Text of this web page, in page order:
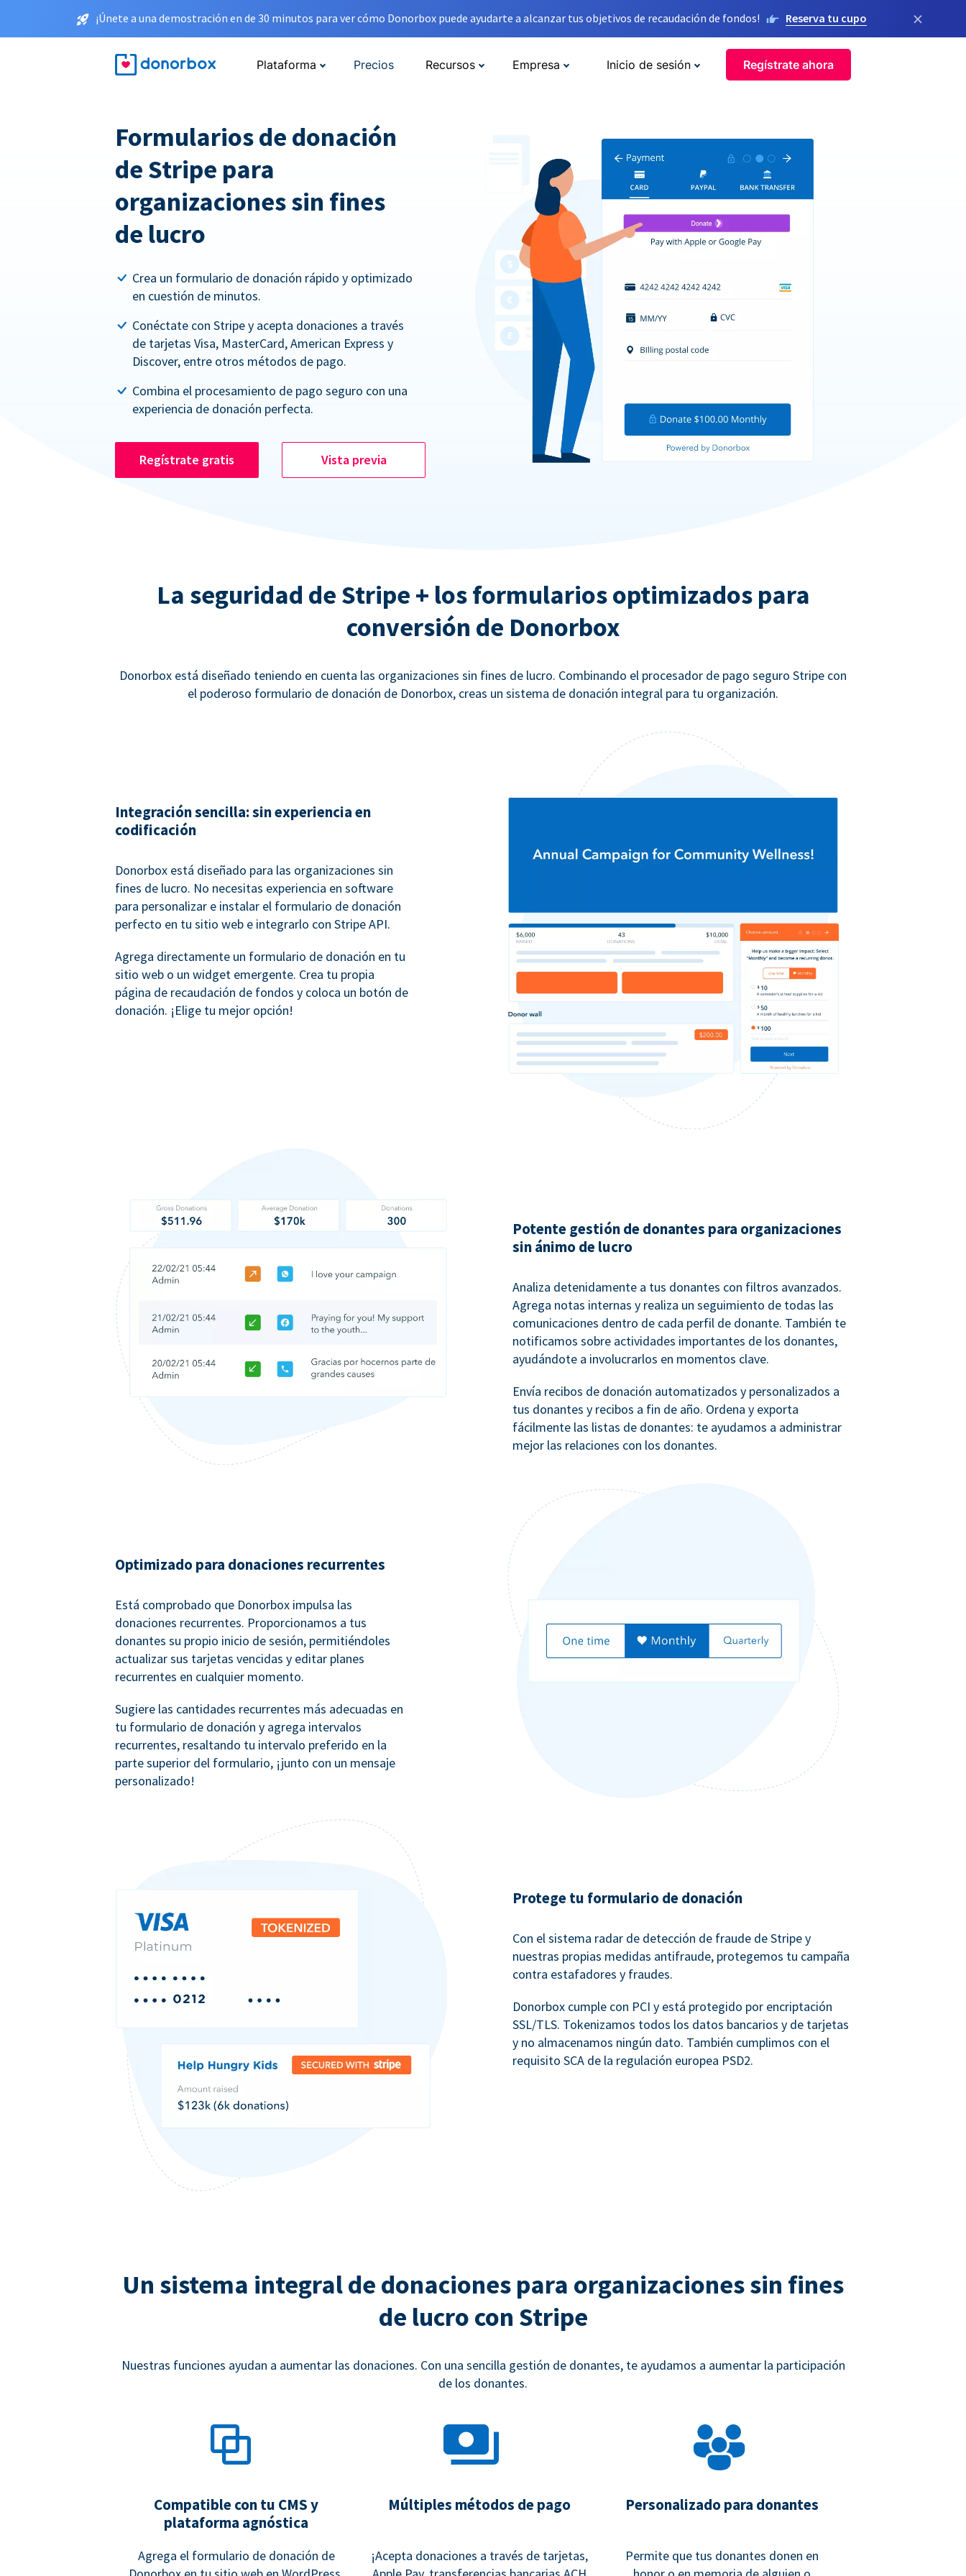
¡Únete a una demostración en de 30 minutos para ver cómo Donorbox puede ayudarte a alcanzar tus objetivos de recaudación de fondos! Reserva tu cupo ×
Plataforma Precios Recursos Empresa Inicio de sesión Regístrate ahora
Formularios de donación
de Stripe para
organizaciones sin fines
de lucro
Crea un formulario de donación rápido y optimizado
en cuestión de minutos.
Conéctate con Stripe y acepta donaciones a través
de tarjetas Visa, MasterCard, American Express y
Discover, entre otros métodos de pago.
Combina el procesamiento de pago seguro con una
experiencia de donación perfecta.
Regístrate gratis Vista previa
La seguridad de Stripe + los formularios optimizados para
conversión de Donorbox
Donorbox está diseñado teniendo en cuenta las organizaciones sin fines de lucro. Combinando el procesador de pago seguro Stripe con
el poderoso formulario de donación de Donorbox, creas un sistema de donación integral para tu organización.
Integración sencilla: sin experiencia en
codificación
Donorbox está diseñado para las organizaciones sin
fines de lucro. No necesitas experiencia en software
para personalizar e instalar el formulario de donación
perfecto en tu sitio web e integrarlo con Stripe API.
Agrega directamente un formulario de donación en tu
sitio web o un widget emergente. Crea tu propia
página de recaudación de fondos y coloca un botón de
donación. ¡Elige tu mejor opción!
Potente gestión de donantes para organizaciones
sin ánimo de lucro
Analiza detenidamente a tus donantes con filtros avanzados.
Agrega notas internas y realiza un seguimiento de todas las
comunicaciones dentro de cada perfil de donante. También te
notificamos sobre actividades importantes de los donantes,
ayudándote a involucrarlos en momentos clave.
Envía recibos de donación automatizados y personalizados a
tus donantes y recibos a fin de año. Ordena y exporta
fácilmente las listas de donantes: te ayudamos a administrar
mejor las relaciones con los donantes.
Optimizado para donaciones recurrentes
Está comprobado que Donorbox impulsa las
donaciones recurrentes. Proporcionamos a tus
donantes su propio inicio de sesión, permitiéndoles
actualizar sus tarjetas vencidas y editar planes
recurrentes en cualquier momento.
Sugiere las cantidades recurrentes más adecuadas en
tu formulario de donación y agrega intervalos
recurrentes, resaltando tu intervalo preferido en la
parte superior del formulario, ¡junto con un mensaje
personalizado!
Protege tu formulario de donación
Con el sistema radar de detección de fraude de Stripe y
nuestras propias medidas antifraude, protegemos tu campaña
contra estafadores y fraudes.
Donorbox cumple con PCI y está protegido por encriptación
SSL/TLS. Tokenizamos todos los datos bancarios y de tarjetas
y no almacenamos ningún dato. También cumplimos con el
requisito SCA de la regulación europea PSD2.
Un sistema integral de donaciones para organizaciones sin fines
de lucro con Stripe
Nuestras funciones ayudan a aumentar las donaciones. Con una sencilla gestión de donantes, te ayudamos a aumentar la participación
de los donantes.
Compatible con tu CMS y
plataforma agnóstica
Agrega el formulario de donación de
Múltiples métodos de pago
¡Acepta donaciones a través de tarjetas,
Personalizado para donantes
Permite que tus donantes donen en